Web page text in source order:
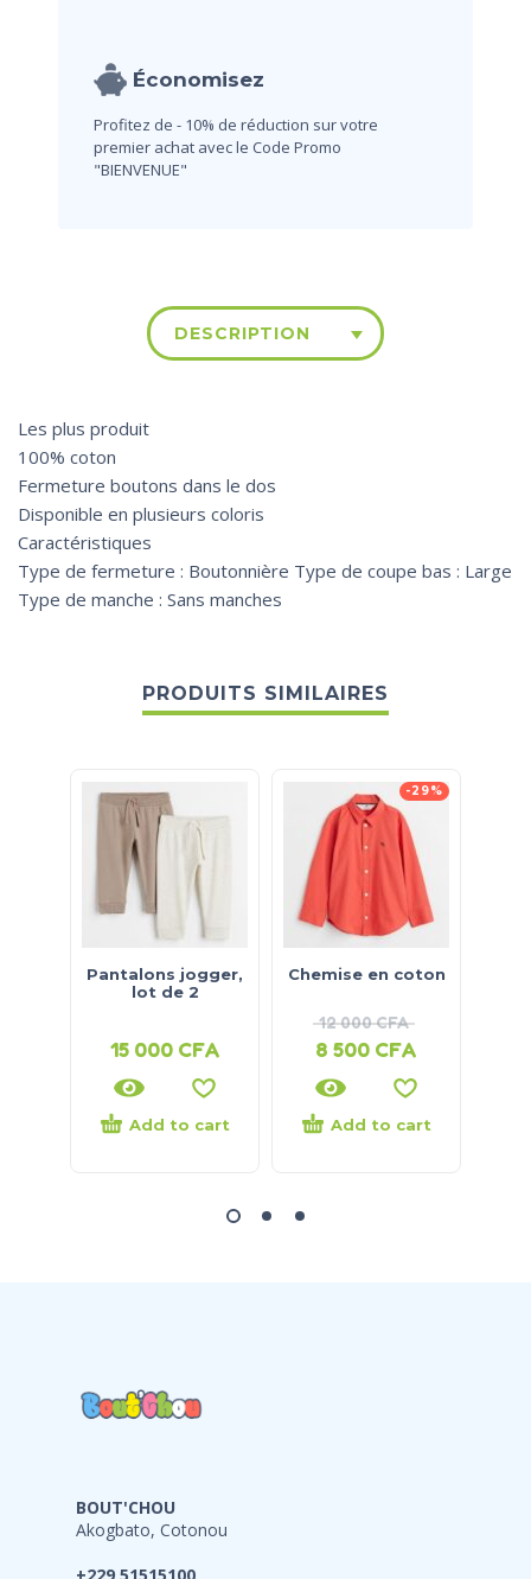
Économisez
Profitez de - 10% de réduction sur votre
premier achat avec le Code Promo
"BIENVENUE"
DESCRIPTION
Les plus produit
100% coton
Fermeture boutons dans le dos
Disponible en plusieurs coloris
Caractéristiques
Type de fermeture : Boutonnière Type de coupe bas : Large
Type de manche : Sans manches
PRODUITS SIMILAIRES
Pantalons jogger,
lot de 2
15 000 CFA
Add to cart
-29%
Chemise en coton
12 000CFA
8 500 CFA
Add to cart
BOUT'CHOU
Akogbato, Cotonou